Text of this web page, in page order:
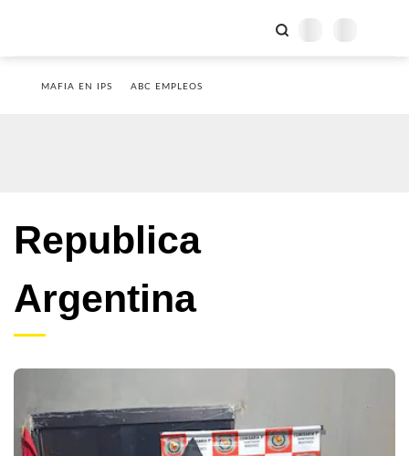
MAFIA EN IPS ABC EMPLEOS
Republica
Argentina